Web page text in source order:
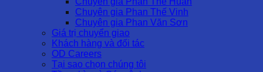
Chuyên gia Phan Thế Vinh
Chuyên gia Phan Văn Sơn
Giá trị chuyển giao
Khách hàng và đối tác
OD Careers
Tại sao chọn chúng tôi